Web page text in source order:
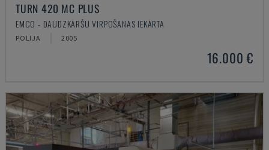
TURN 420 MC PLUS
EMCO - DAUDZKĀRŠU VIRPOŠANAS IEKĀRTA
POLIJA 2005
16.000 €